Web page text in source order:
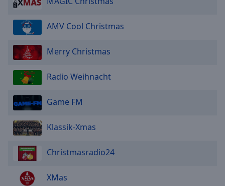
AMV Cool Christmas
Merry Christmas
Radio Weihnacht
Game FM
Klassik-Xmas
Christmasradio24
XMas